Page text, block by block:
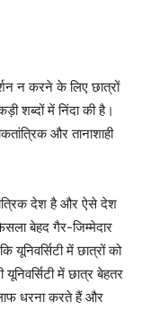
न करने के लिए छात्रों
शब्दों में निंदा की है।
और तानाशाही
देश है और ऐसे देश
बेहद गैर-जिम्मेदार
में छात्रों को
में छात्र बेहतर
धरना करते हैं और